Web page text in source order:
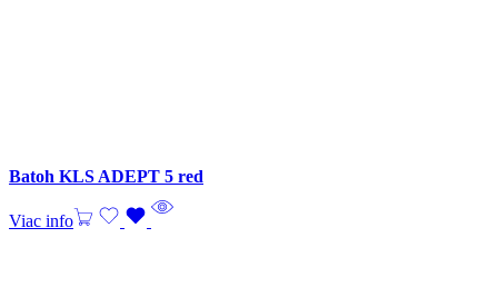
Batoh KLS ADEPT 5 red
Viac info